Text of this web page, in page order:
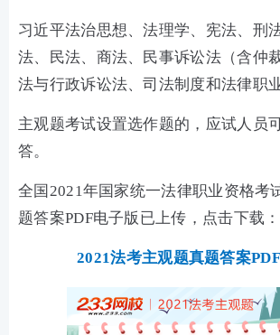
习近平法治思想、法理学、宪法、刑
法、民法、商法、民事诉讼法（含仲
法与行政诉讼法、司法制度和法律职
主观题考试设置选作题的，应试人员
答。
全国2021年国家统一法律职业资格考
题答案PDF电子版已上传，点击下载：
2021法考主观题真题答案